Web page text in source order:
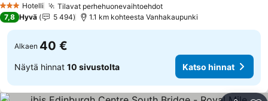
3 Tähtiluokitus
Hotelli
Tilavat perhehuonevaihtoehdot
7,8 Hyvä 5 494 1.1 km kohteesta Vanhakaupunki
Alkaen 40 €
Näytä hinnat 10 sivustolta Katso hinnat